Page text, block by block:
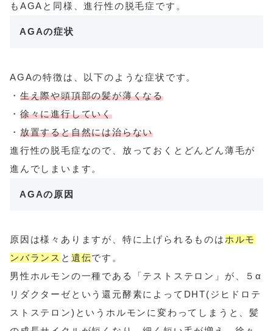
もAGAと同様、進行性の脱毛症です。
AGAの症状
AGAの特徴は、以下のような症状です。
・ 生え際や頭頂部の髪が薄くなる
・ 徐々に進行していく
・ 放置すると自然には治らない
進行性の脱毛症なので、放っておくとどんどん薄毛が
進んでしまいます。
AGAの原因
原因は様々ありますが、特に上げられるものは ホルモ
ンバランス と 遺伝です。
男性ホルモンの一種である「テストステロン」が、５α
リダクターゼという還元酵素によってDHT(ジヒドロテ
ストステロン)というホルモンに変わってしまうと、髪